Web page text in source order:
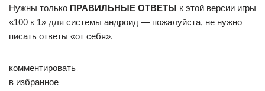
Нужны только ПРАВИЛЬНЫЕ ОТВЕТЫ к этой версии игры
«100 к 1» для системы андроид — пожалуйста, не нужно
писать ответы «от себя».
комментировать
в избранное